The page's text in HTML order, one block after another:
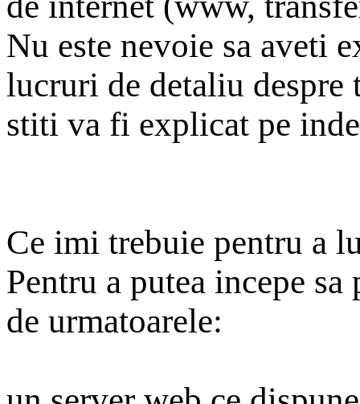
Nu este nevoie sa aveti
lucruri de detaliu despre
stiti va fi explicat pe
Ce imi trebuie pentru a
Pentru a putea incepe
de urmatoarele: